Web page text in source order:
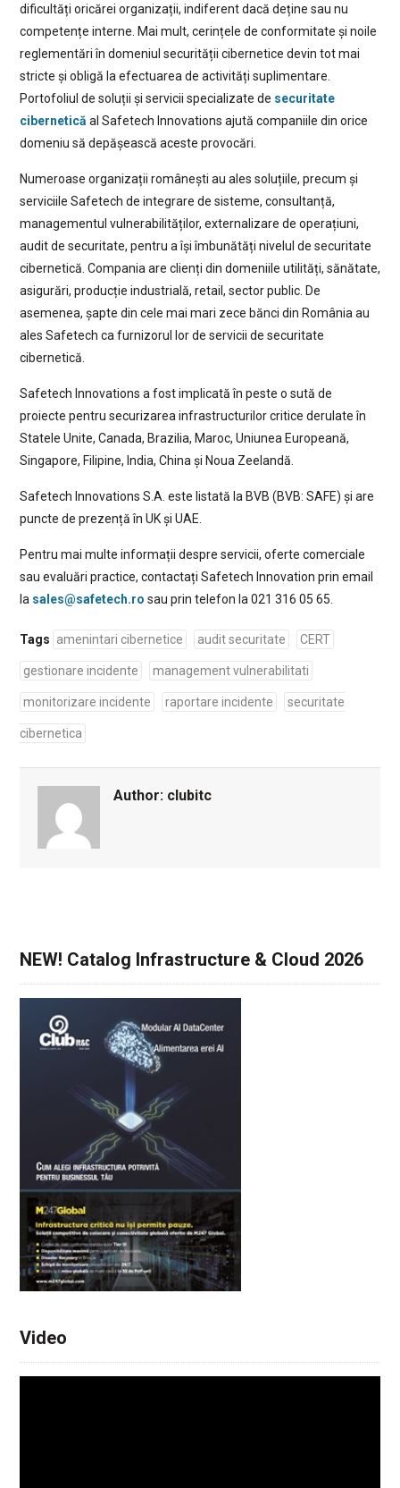
dificultăți oricărei organizații, indiferent dacă deține sau nu
competențe interne. Mai mult, cerințele de conformitate și noile
reglementări în domeniul securității cibernetice devin tot mai
stricte și obligă la efectuarea de activități suplimentare.
Portofoliul de soluții și servicii specializate de securitate
cibernetică al Safetech Innovations ajută companiile din orice
domeniu să depășească aceste provocări.
Numeroase organizații românești au ales soluțiile, precum și
serviciile Safetech de integrare de sisteme, consultanță,
managementul vulnerabilităților, externalizare de operațiuni,
audit de securitate, pentru a își îmbunătăți nivelul de securitate
cibernetică. Compania are clienți din domeniile utilități, sănătate,
asigurări, producție industrială, retail, sector public. De
asemenea, șapte din cele mai mari zece bănci din România au
ales Safetech ca furnizorul lor de servicii de securitate
cibernetică.
Safetech Innovations a fost implicată în peste o sută de
proiecte pentru securizarea infrastructurilor critice derulate în
Statele Unite, Canada, Brazilia, Maroc, Uniunea Europeană,
Singapore, Filipine, India, China și Noua Zeelandă.
Safetech Innovations S.A. este listată la BVB (BVB: SAFE) și are
puncte de prezență în UK și UAE.
Pentru mai multe informații despre servicii, oferte comerciale
sau evaluări practice, contactați Safetech Innovation prin email
la sales@safetech.ro sau prin telefon la 021 316 05 65.
Tags amenintari cibernetice audit securitate CERT
gestionare incidente management vulnerabilitati
monitorizare incidente raportare incidente securitate
cibernetica
Author: clubitc
NEW! Catalog Infrastructure & Cloud 2026
Video